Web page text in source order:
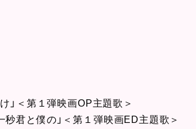
」＜第１弾映画OP主題歌＞
秒君と僕の」＜第１弾映画ED主題歌＞